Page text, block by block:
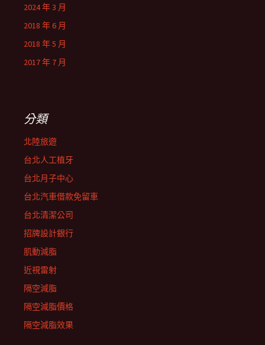
2024 年 3 月
2018 年 6 月
2018 年 5 月
2017 年 7 月
分類
北陸旅遊
台北人工植牙
台北月子中心
台北汽車借款免留車
台北清潔公司
招牌設計銀行
肌動減脂
近視雷射
隔空減脂
隔空減脂價格
隔空減脂效果